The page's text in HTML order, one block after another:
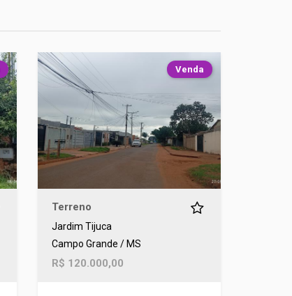
Venda
Terreno
Jardim Tijuca
Campo Grande / MS
R$ 120.000,00